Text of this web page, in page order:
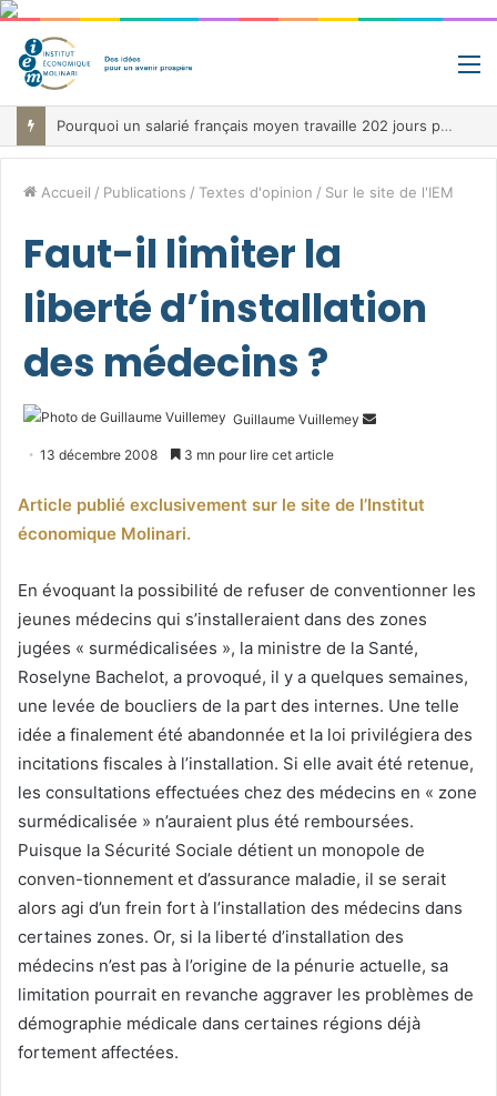
Pourquoi un salarié français moyen travaille 202 jours par an pour financer impôts et cotisations, un record dans toute l’Union européenne
Accueil / Publications / Textes d'opinion / Sur le site de l'IEM
Faut-il limiter la
liberté d’installation
des médecins ?
Guillaume Vuillemey
Envoyer
13 décembre 2008 3 mn pour lire cet article
Article publié exclusivement sur le site de l’Institut
économique Molinari.
En évoquant la possibilité de refuser de conventionner les
jeunes médecins qui s’installeraient dans des zones
jugées « surmédicalisées », la ministre de la Santé,
Roselyne Bachelot, a provoqué, il y a quelques semaines,
une levée de boucliers de la part des internes. Une telle
idée a finalement été abandonnée et la loi privilégiera des
incitations fiscales à l’installation. Si elle avait été retenue,
les consultations effectuées chez des médecins en « zone
surmédicalisée » n’auraient plus été remboursées.
Puisque la Sécurité Sociale détient un monopole de
conven-tionnement et d’assurance maladie, il se serait
alors agi d’un frein fort à l’installation des médecins dans
certaines zones. Or, si la liberté d’installation des
médecins n’est pas à l’origine de la pénurie actuelle, sa
limitation pourrait en revanche aggraver les problèmes de
démographie médicale dans certaines régions déjà
fortement affectées.